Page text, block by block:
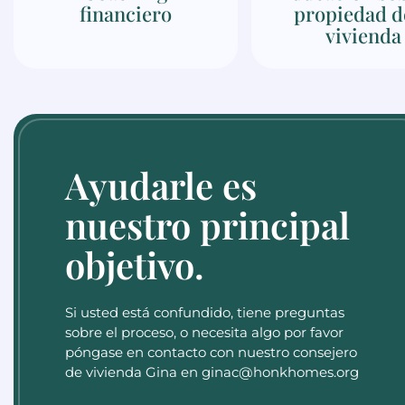
financiero
propiedad
vivienda
Ayudarle es
nuestro principal
objetivo.
Si usted está confundido, tiene preguntas
sobre el proceso, o necesita algo por favor
póngase en contacto con nuestro consejero
de vivienda Gina en ginac@honkhomes.org